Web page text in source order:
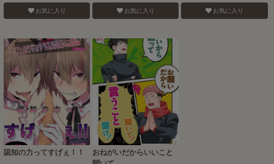
お気に入り お気に入り お気に入り
認知の力ってすげぇ！！
おねがいだからいいこと